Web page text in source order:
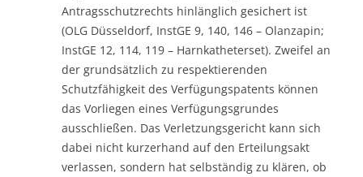
Antragsschutzrechts hinlänglich gesichert ist
(OLG Düsseldorf, InstGE 9, 140, 146 – Olanzapin;
InstGE 12, 114, 119 – Harnkatheterset). Zweifel an
der grundsätzlich zu respektierenden
Schutzfähigkeit des Verfügungspatents können
das Vorliegen eines Verfügungsgrundes
ausschließen. Das Verletzungsgericht kann sich
dabei nicht kurzerhand auf den Erteilungsakt
verlassen, sondern hat selbständig zu klären, ob